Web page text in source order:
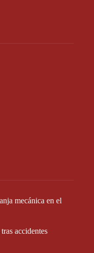
mecánica en el
accidentes